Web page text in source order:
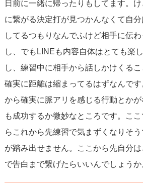
日前に一緒に帰ったりもしてます。
に繋がる決定打が見つかんなくて自
してるつもりなんでふけど相手に伝
し、でもLINEも内容自体はとても楽
し、練習中に相手から話しかけくる
確実に距離は縮まってるはずなんで
から確実に脈アリを感じる行動とか
も成功するか微妙なところです。こ
らこれから先練習で気まずくなりそ
が踏み出せません。ここから先自分
で告白まで繋げたらいいんでしょうか